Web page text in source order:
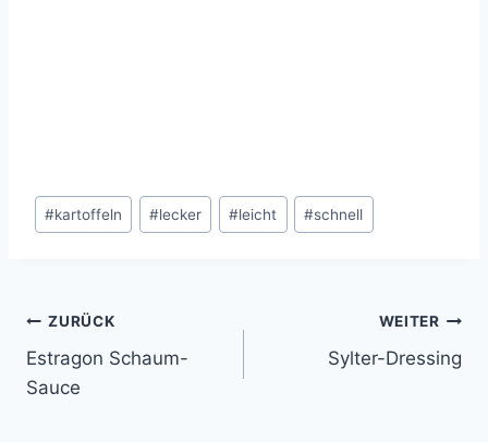
Schlagworte:
#kartoffeln #lecker #leicht #schnell
Beitragsnavigation
ZURÜCK
Estragon Schaum-
Sauce
WEITER
Sylter-Dressing